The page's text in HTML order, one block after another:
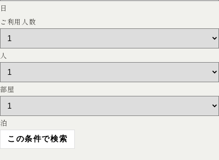
日
ご利用人数
人
部屋
泊